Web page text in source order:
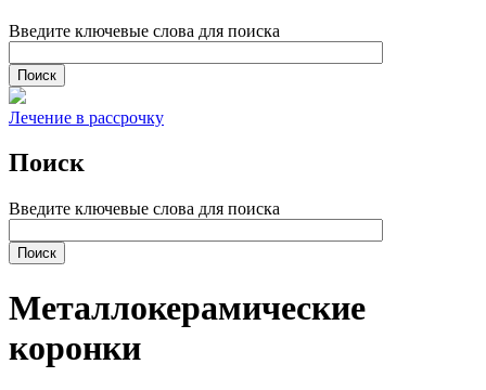
Введите ключевые слова для поиска
Лечение в рассрочку
Поиск
Введите ключевые слова для поиска
Металлокерамические
коронки